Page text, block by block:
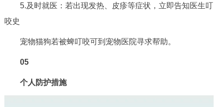
5.及时就医：若出现发热、皮疹等症状，立即告知医生叮
咬史
宠物猫狗若被蜱叮咬可到宠物医院寻求帮助。
05
个人防护措施